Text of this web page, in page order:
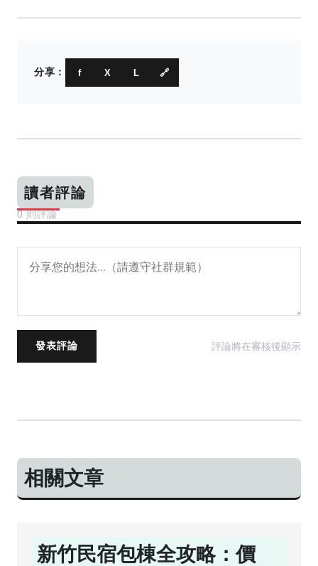
分享： f X L 🔗
讀者評論
0 則評論
發表評論 評論將在審核後顯示
相關文章
新竹民宿包棟全攻略：價